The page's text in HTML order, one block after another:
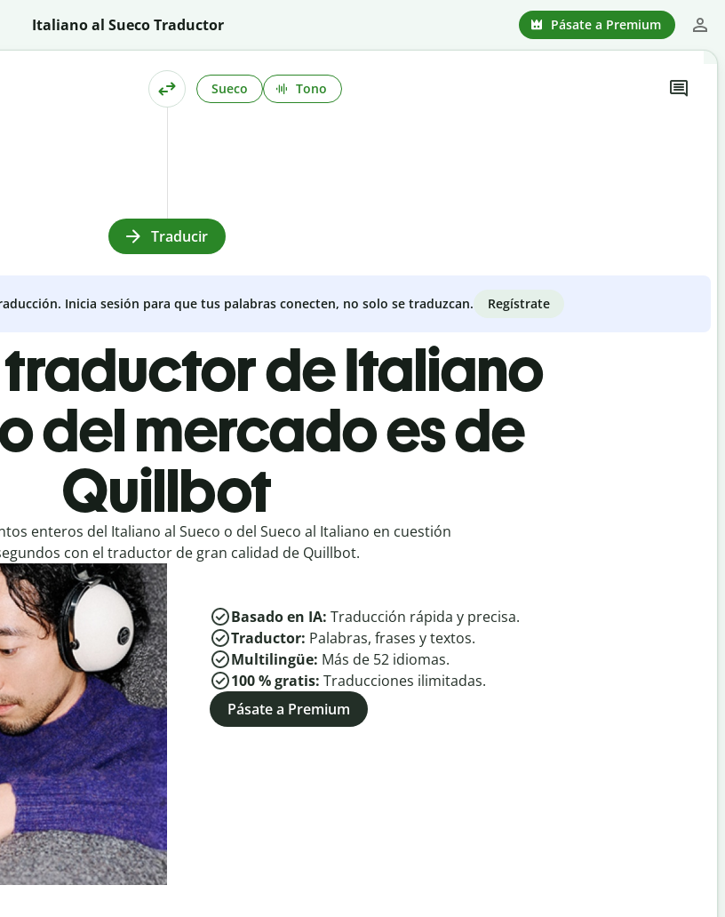
Italiano al Sueco Traductor Pásate a Premium
Sueco Tono
Traducir
Inicia sesión para que tus palabras conecten, no solo se traduzcan. Regístrate
traductor de Italiano
del mercado es de
Quillbot
enteros del Italiano al Sueco o del Sueco al Italiano en cuestión
con el traductor de gran calidad de Quillbot.
Basado en IA: Traducción rápida y precisa.
Traductor: Palabras, frases y textos.
Multilingüe: Más de 52 idiomas.
100 % gratis: Traducciones ilimitadas.
Pásate a Premium